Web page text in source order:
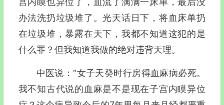
办法洗扔垃圾堆了。光天话日下，将血床单扔
在垃圾堆，暴露在天下，我都不知道这犯的是
什么罪？但我知道我做的绝对违背天理。
中医说：“女子天癸时行房得血麻病必死。
我不知古代说的血麻是不是现在子宫内瞙异位